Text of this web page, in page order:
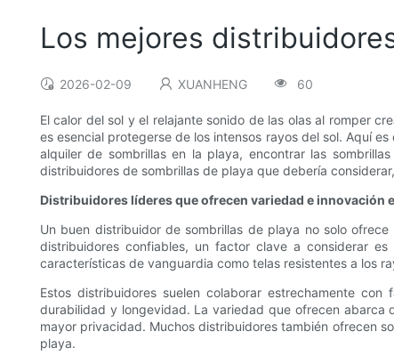
Los mejores
2026-02-09 XUANHENG 60
El calor del sol y el relajante sonido de las olas al romper
es esencial protegerse de los intensos rayos del sol. Aquí
alquiler de sombrillas en la playa, encontrar las
distribuidores de sombrillas de playa que debería
Distribuidores líderes que ofrecen variedad e innovación
Un buen distribuidor de sombrillas de playa no solo
distribuidores confiables, un factor clave a considerar
características de vanguardia como telas resistentes a los
Estos distribuidores suelen colaborar estrechamente
durabilidad y longevidad. La variedad que ofrecen abarca
mayor privacidad. Muchos distribuidores también ofrecen
playa.